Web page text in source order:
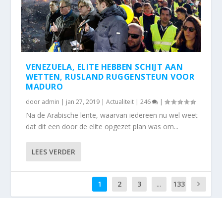
VENEZUELA, ELITE HEBBEN SCHIJT AAN
WETTEN, RUSLAND RUGGENSTEUN VOOR
MADURO
door admin | jan 27, 2019 |Actualiteit |246 |
Na de Arabische lente, waarvan iedereen nu wel weet
dat dit een door de elite opgezet plan was om...
LEES VERDER
1 2 3 ... 133